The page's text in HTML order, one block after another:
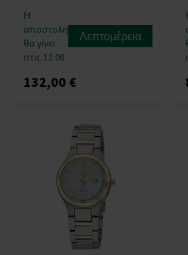
Η
αποστολή
θα γίνει
στις 12.08.
Λεπτομέρεια
132,00 €